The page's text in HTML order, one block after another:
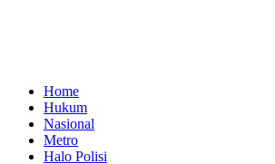
Home
Hukum
Nasional
Metro
Halo Polisi